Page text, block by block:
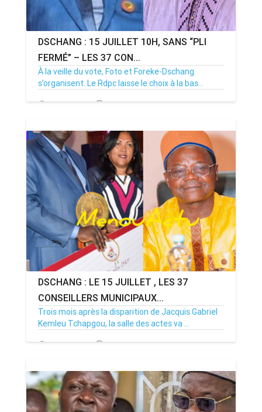
DSCHANG : 15 JUILLET 10H, SANS “PLI
FERMÉ” – LES 37 CON...
À la veille du vote, Foto et Foreke-Dschang
s’organisent. Le Rdpc laisse le choix à la bas...
14/07/26 Par MenouActu 0
DSCHANG : LE 15 JUILLET , LES 37
CONSEILLERS MUNICIPAUX...
Trois mois après la disparition de Jacquis Gabriel
Kemleu Tchapgou, la salle des actes va ...
13/07/26 Par MenouActu 0